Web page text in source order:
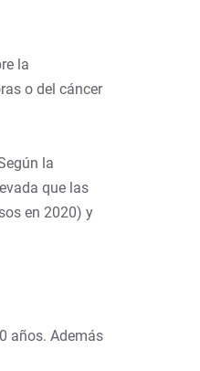
la
o del cáncer
la
que las
en 2020) y
años. Además